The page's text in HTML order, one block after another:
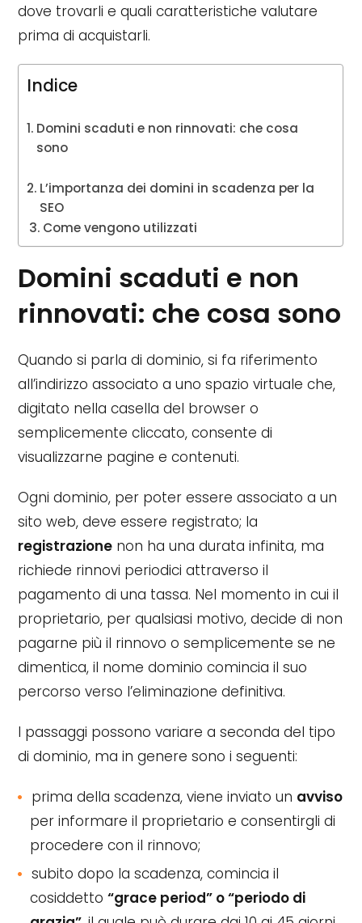
dove trovarli e quali caratteristiche valutare
prima di acquistarli.
Indice
Domini scaduti e non rinnovati: che cosa
sono
L’importanza dei domini in scadenza per la
SEO
Come vengono utilizzati
Domini scaduti e non
rinnovati: che cosa sono
Quando si parla di dominio, si fa riferimento
all’indirizzo associato a uno spazio virtuale che,
digitato nella casella del browser o
semplicemente cliccato, consente di
visualizzarne pagine e contenuti.
Ogni dominio, per poter essere associato a un
sito web, deve essere registrato; la
registrazione non ha una durata infinita, ma
richiede rinnovi periodici attraverso il
pagamento di una tassa. Nel momento in cui il
proprietario, per qualsiasi motivo, decide di non
pagarne più il rinnovo o semplicemente se ne
dimentica, il nome dominio comincia il suo
percorso verso l’eliminazione definitiva.
I passaggi possono variare a seconda del tipo
di dominio, ma in genere sono i seguenti:
prima della scadenza, viene inviato un avviso
per informare il proprietario e consentirgli di
procedere con il rinnovo;
subito dopo la scadenza, comincia il
cosiddetto“grace period” o “periodo di